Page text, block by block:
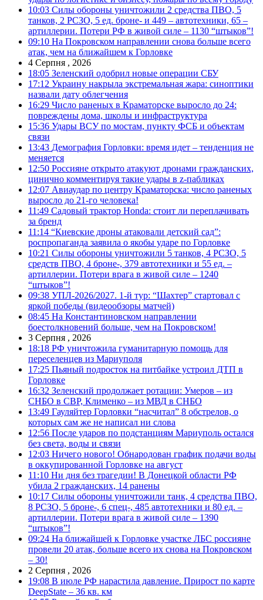
10:03 Силы обороны уничтожили 2 средства ПВО, 5
танков, 2 РСЗО, 5 ед. броне- и 449 – автотехники, 65 –
артиллерии. Потери РФ в живой силе – 1130 “штыков”!
09:10 На Покровском направлении снова больше всего
атак, чем на ближайшем к Горловке
4 Серпня , 2026
18:05 Зеленский одобрил новые операции СБУ
17:12 Украину накрыла экстремальная жара: синоптики
назвали дату облегчения
16:29 Число раненых в Краматорске выросло до 24:
повреждены дома, школы и инфраструктура
15:36 Удары ВСУ по мостам, пункту ФСБ и объектам
связи
13:43 Демография Горловки: время идет – тенденция не
меняется
12:50 Россияне открыто атакуют дронами гражданских,
цинично комментируя такие удары в z-пабликах
12:07 Авиаудар по центру Краматорска: число раненых
выросло до 21-го человека!
11:49 Садовый трактор Honda: стоит ли переплачивать
за бренд
11:14 “Киевские дроны атаковали детский сад”:
роспропаганда заявила о якобы ударе по Горловке
10:21 Силы обороны уничтожили 5 танков, 4 РСЗО, 5
средств ПВО, 4 броне-, 379 автотехники и 55 ед. –
артиллерии. Потери врага в живой силе – 1240
“штыков”!
09:38 УПЛ-2026/2027. 1-й тур: “Шахтер” стартовал с
яркой победы (видеообзоры матчей)
08:45 На Константиновском направлении
боестолкновений больше, чем на Покровском!
3 Серпня , 2026
18:18 РФ уничтожила гуманитарную помощь для
переселенцев из Мариуполя
17:25 Пьяный подросток на питбайке устроил ДТП в
Горловке
16:32 Зеленский продолжает ротации: Умеров – из
СНБО в СВР, Клименко – из МВД в СНБО
13:49 Гауляйтер Горловки “насчитал” 8 обстрелов, о
которых сам же не написал ни слова
12:56 После ударов по подстанциям Мариуполь остался
без света, воды и связи
12:03 Ничего нового! Обнародован график подачи воды
в оккупированной Горловке на август
11:10 Ни дня без трагедии! В Донецкой области РФ
убила 2 гражданских, 14 ранены
10:17 Силы обороны уничтожили танк, 4 средства ПВО,
8 РСЗО, 5 броне-, 6 спец-, 485 автотехники и 80 ед. –
артиллерии. Потери врага в живой силе – 1390
“штыков”!
09:24 На ближайшей к Горловке участке ЛБС россияне
провели 20 атак, больше всего их снова на Покровском
– 30!
2 Серпня , 2026
19:08 В июле РФ нарастила давление. Прирост по карте
DeepState – 36 кв. км